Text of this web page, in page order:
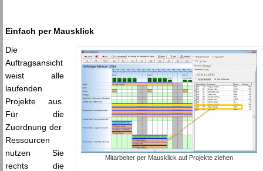
Einfach per Mausklick
Mitarbeiter per Mausklick auf Projekte ziehen
Die
Auftragsansicht
weist alle
laufenden
Projekte aus.
Für die
Zuordnung der
Ressourcen
nutzen Sie
rechts die